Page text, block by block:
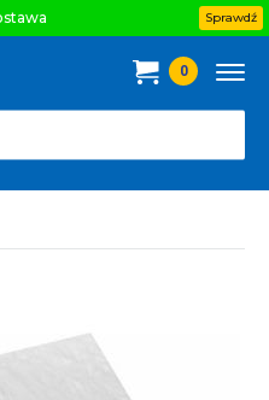
Sprawdź
0